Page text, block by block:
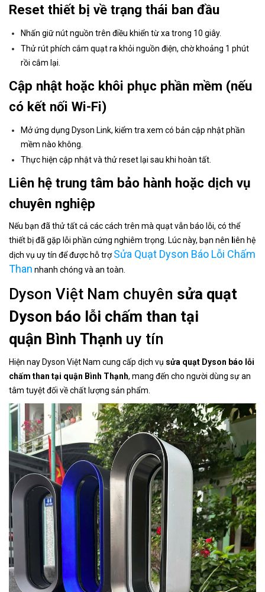
Reset thiết bị về trạng thái ban đầu
Nhấn giữ nút nguồn trên điều khiển từ xa trong 10 giây.
Thử rút phích cắm quạt ra khỏi nguồn điện, chờ khoảng 1 phút
rồi cắm lại.
Cập nhật hoặc khôi phục phần mềm (nếu
có kết nối Wi-Fi)
Mở ứng dụng Dyson Link, kiểm tra xem có bản cập nhật phần
mềm nào không.
Thực hiện cập nhật và thử reset lại sau khi hoàn tất.
Liên hệ trung tâm bảo hành hoặc dịch vụ
chuyên nghiệp
Nếu bạn đã thử tất cả các cách trên mà quạt vẫn báo lỗi, có thể
thiết bị đã gặp lỗi phần cứng nghiêm trọng. Lúc này, bạn nên iên hệ
dịch vụ uy tín để được hỗ trợ Sửa Quạt Dyson Báo Lỗi Chấm
Than nhanh chóng và an toàn.
Dyson Việt Nam chuyên sửa quạt
Dyson báo lỗi chấm than tại
quận Bình Thạnh uy tín
Hiện nay Dyson Việt Nam cung cấp dịch vụ sửa quạt Dyson báo lỗi
chấm than tại quận Bình Thạnh, mang đến cho người dùng sự an
tâm tuyệt đối về chất lượng sản phẩm.